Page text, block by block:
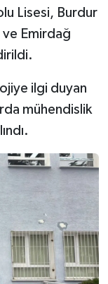
Lisesi, Burdur
ve Emirdağ
ilgi duyan
mühendislik